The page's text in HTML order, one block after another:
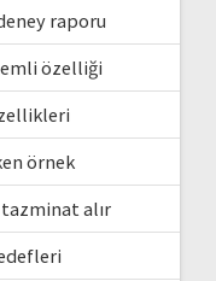
raporu
özelliği
örnek
tazminat alır